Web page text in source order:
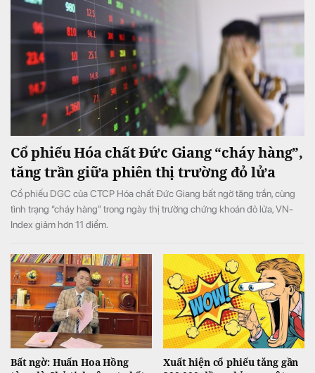
Cổ phiếu Hóa chất Đức Giang “cháy hàng”,
tăng trần giữa phiên thị trường đỏ lửa
Cổ phiếu DGC của CTCP Hóa chất Đức Giang bất ngờ tăng trần, cùng
tình trạng “cháy hàng” trong ngày thị trường chứng khoán đỏ lửa, VN-
Index giảm hơn 11 điểm.
Bất ngờ: Huấn Hoa Hồng
Xuất hiện cổ phiếu tăng gần